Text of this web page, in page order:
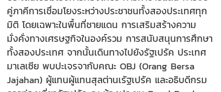
คู่ภาคีการเชื่อมโยงระหว่างประชาชนทั้งสองประเทศทุก
มิติ โดยเฉพาะในพื้นที่ชายแดน การเสริมสร้างความ
มั่งคั่งทางเศรษฐกิจในองค์รวม การสนับสนุนการศึกษา
ทั้งสองประเทศ จากนั้นเดินทางไปยังรัฐเปรัค ประเทศ
มาเลเซีย พบปะเจรจากับคณะ OBJ (Orang Bersa
Jajahan) ผู้แทนผู้แทนสุลต่านเรัฐเปรัค และอธิบดีกรม